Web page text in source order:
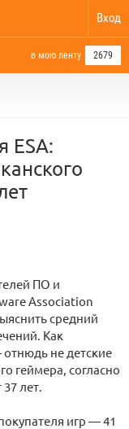
Вход
в мою ленту 2679
ESA:
ПО и
Association
средний
Как
не детские
геймера, согласно
лет.
игр — 41